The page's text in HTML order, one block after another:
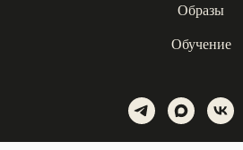
Образы
Обучение